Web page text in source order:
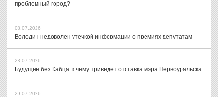
проблемный город?
08.07.2026
Володин недоволен утечкой информации о премиях депутатам
23.07.2026
Будущее без Кабца: к чему приведет отставка мэра Первоуральска
29.07.2026